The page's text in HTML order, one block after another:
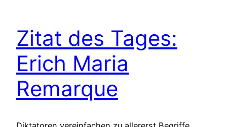
Zitat des Tages:
Erich Maria
Remarque